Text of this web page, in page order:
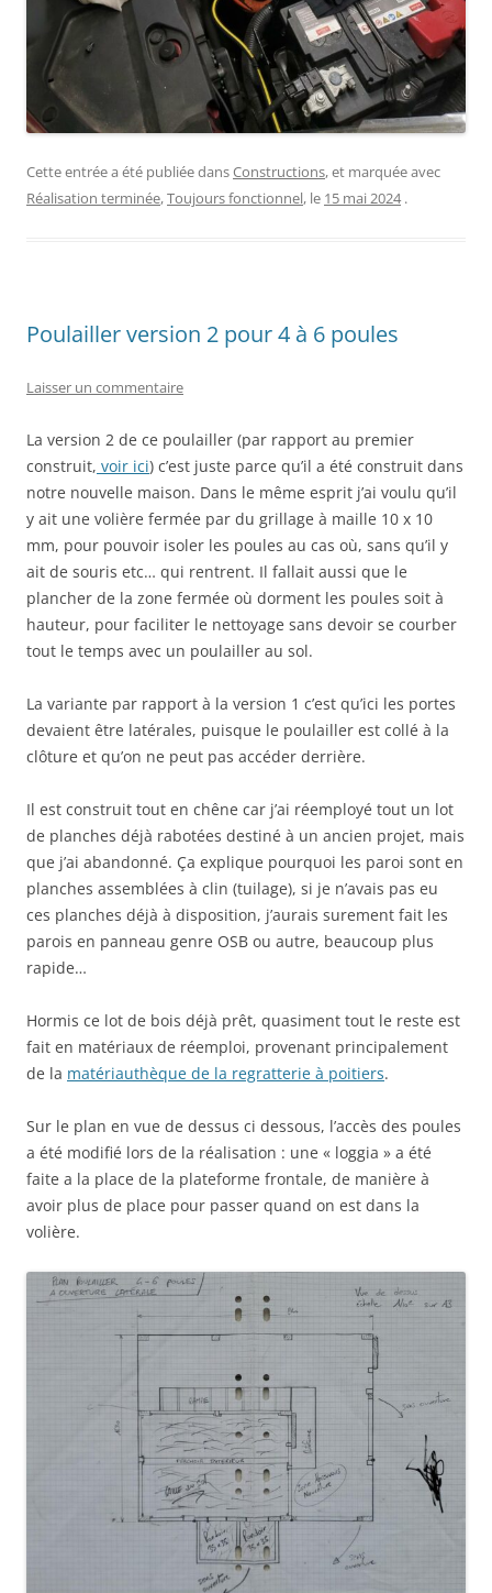
Cette entrée a été publiée dansConstructions, et marquée avec
Réalisation terminée,Toujours fonctionnel, le 15 mai 2024 .
Poulailler version 2 pour 4 à 6 poules
Laisser un commentaire
La version 2 de ce poulailler (par rapport au premier
construit, voir ici) c’est juste parce qu’il a été construit dans
notre nouvelle maison. Dans le même esprit j’ai voulu qu’il
y ait une volière fermée par du grillage à maille 10 x 10
mm, pour pouvoir isoler les poules au cas où, sans qu’il y
ait de souris etc… qui rentrent. Il fallait aussi que le
plancher de la zone fermée où dorment les poules soit à
hauteur, pour faciliter le nettoyage sans devoir se courber
tout le temps avec un poulailler au sol.
La variante par rapport à la version 1 c’est qu’ici les portes
devaient être latérales, puisque le poulailler est collé à la
clôture et qu’on ne peut pas accéder derrière.
Il est construit tout en chêne car j’ai réemployé tout un lot
de planches déjà rabotées destiné à un ancien projet, mais
que j’ai abandonné. Ça explique pourquoi les paroi sont en
planches assemblées à clin (tuilage), si je n’avais pas eu
ces planches déjà à disposition, j’aurais surement fait les
parois en panneau genre OSB ou autre, beaucoup plus
rapide…
Hormis ce lot de bois déjà prêt, quasiment tout le reste est
fait en matériaux de réemploi, provenant principalement
de la matériauthèque de la regratterie à poitiers.
Sur le plan en vue de dessus ci dessous, l’accès des poules
a été modifié lors de la réalisation : une « loggia » a été
faite a la place de la plateforme frontale, de manière à
avoir plus de place pour passer quand on est dans la
volière.